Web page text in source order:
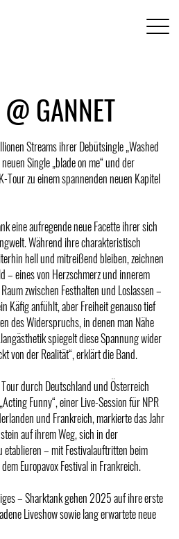
GANNET
Streams ihrer Debütsingle „Washed
Single „blade on me“ und der
zu einem spannenden neuen Kapitel
eine aufregende neue Facette ihrer sich
Während ihre charakteristisch
hell und mitreißend bleiben, zeichnen
– eines von Herzschmerz und innerem
zwischen Festhalten und Loslassen –
Käfig anfühlt, aber Freiheit genauso tief
des Widerspruchs, in denen man Nähe
spiegelt diese Spannung wider
von der Realität“, erklärt die Band.
durch Deutschland und Österreich
Funny“, einer Live-Session für NPR
und Frankreich, markierte das Jahr
auf ihrem Weg, sich in der
etablieren – mit Festivalauftritten beim
Europavox Festival in Frankreich.
– Sharktank gehen 2025 auf ihre erste
Liveshow sowie lang erwartete neue